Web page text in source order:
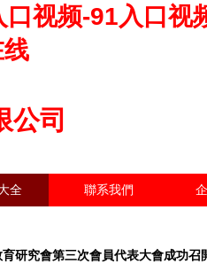
视频-91入口
公司
全 聯系我們
研究會第三次會員代表大會成功召